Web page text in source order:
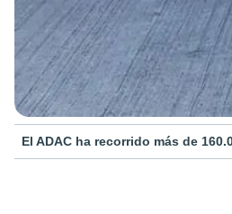
El ADAC ha recorrido más de